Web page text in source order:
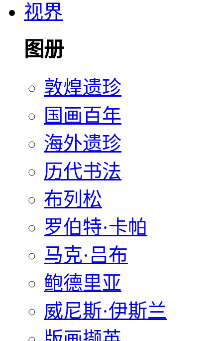
视界
图册
敦煌遗珍
国画百年
海外遗珍
历代书法
布列松
罗伯特·卡帕
马克·吕布
鲍德里亚
威尼斯·伊斯兰